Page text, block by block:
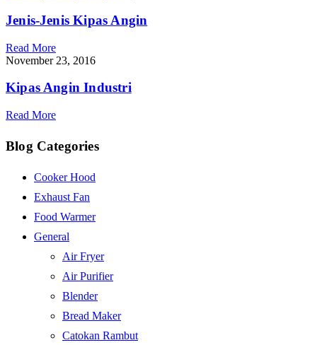
Jenis-Jenis Kipas Angin
Read More
November 23, 2016
Kipas Angin Industri
Read More
Blog Categories
Cooker Hood
Exhaust Fan
Food Warmer
General
Air Fryer
Air Purifier
Blender
Bread Maker
Catokan Rambut